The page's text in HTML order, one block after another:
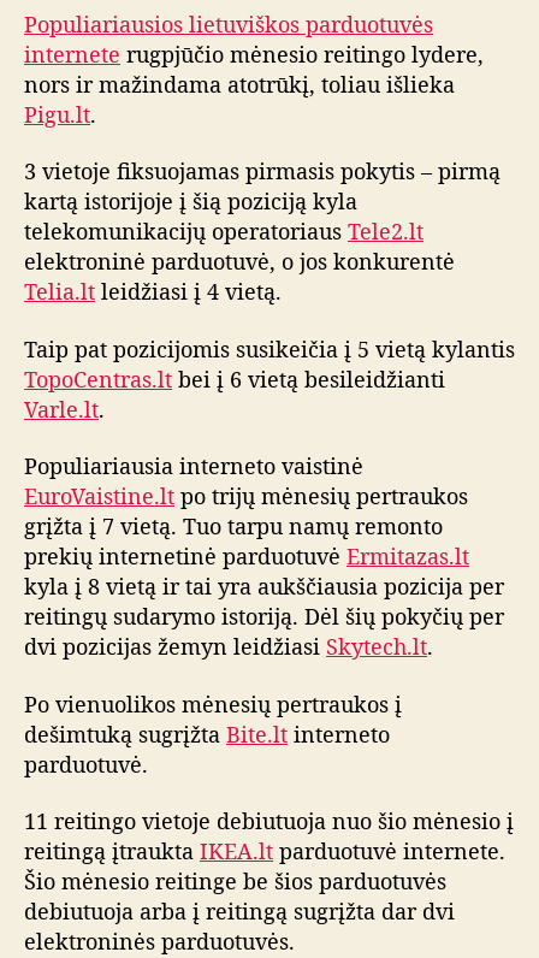
o
m
ė
n
i
o
i
n
n
e
p
a
r
d
o
t
u
i
ų
i
n
g
Populiariausios lietuviškos parduotuvės
internete rugpjūčio mėnesio reitingo lydere,
nors ir mažindama atotrūkį, toliau išlieka
Pigu.lt.
3 vietoje fiksuojamas pirmasis pokytis – pirmą
kartą istorijoje į šią poziciją kyla
telekomunikacijų operatoriaus Tele2.lt
elektroninė parduotuvė, o jos konkurentė
Telia.lt leidžiasi į 4 vietą.
Taip pat pozicijomis susikeičia į 5 vietą kylantis
TopoCentras.lt bei į 6 vietą besileidžianti
Varle.lt.
Populiariausia interneto vaistinė
EuroVaistine.lt po trijų mėnesių pertraukos
grįžta į 7 vietą. Tuo tarpu namų remonto
prekių internetinė parduotuvė Ermitazas.lt
kyla į 8 vietą ir tai yra aukščiausia pozicija per
reitingų sudarymo istoriją. Dėl šių pokyčių per
dvi pozicijas žemyn leidžiasi Skytech.lt.
Po vienuolikos mėnesių pertraukos į
dešimtuką sugrįžta Bite.lt interneto
parduotuvė.
11 reitingo vietoje debiutuoja nuo šio mėnesio į
reitingą įtraukta IKEA.lt parduotuvė internete.
Šio mėnesio reitinge be šios parduotuvės
debiutuoja arba į reitingą sugrįžta dar dvi
elektroninės parduotuvės.